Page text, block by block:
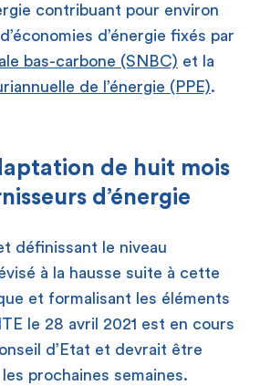
contribuant pour environ
d’énergie fixés par
bas-carbone (SNBC) et la
de l’énergie (PPE).
de huit mois
d’énergie
définissant le niveau
à la hausse suite à cette
et formalisant les éléments
le 28 avril 2021 est en cours
d’Etat et devrait être
prochaines semaines.